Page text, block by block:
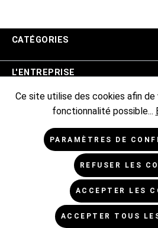
CATÉGORIES
L'ENTREPRISE
ASSISTANCE BOUTIQUE
INFORMATIONS
* Tous les prix sont hors TVA
d'expédition de
et frais de livraison
Ce site utilise des cookies afin
fonctionnalité possible...
PARAMÈTRES DE
REFUSER LES
ACCEPTER LES
ACCEPTER TOUS